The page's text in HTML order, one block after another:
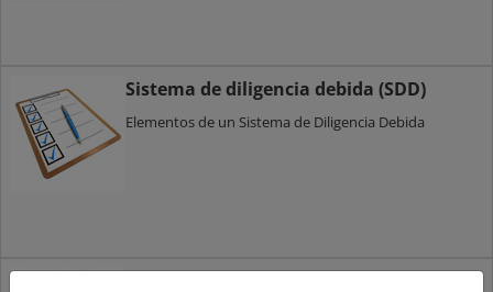
Sistema de diligencia debida (SDD)
Elementos de un Sistema de Diligencia Debida